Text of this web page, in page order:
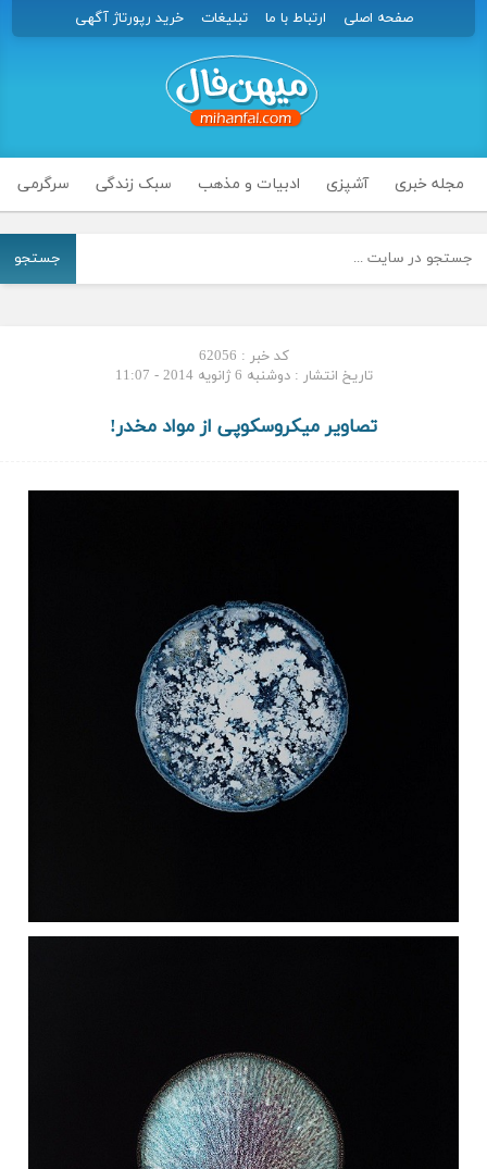
صفحه اصلی ارتباط با ما تبلیغات خرید رپورتاژ آگهی
مجله خبری آشپزی ادبیات و مذهب سبک زندگی سرگرمی
جستجو
کد خبر : 62056
تاریخ انتشار : دوشنبه 6 ژانویه 2014 - 11:07
تصاویر میکروسکوپی از مواد مخدر!